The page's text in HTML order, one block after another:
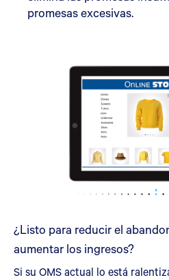
promesas excesivas.
¿Listo para reducir el
aumentar los ingresos?
Si su OMS actual lo está